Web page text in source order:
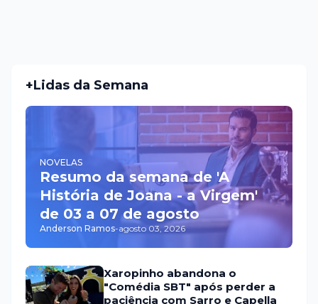
+Lidas da Semana
NOVELAS
Resumo da semana de 'A
História de Joana - a Virgem'
de 03 a 07 de agosto
Anderson Ramos-agosto 03, 2026
Xaropinho abandona o
"Comédia SBT" após perder a
paciência com Sarro e Capella